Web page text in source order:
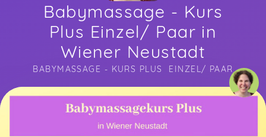
Babymassage - Kurs
Plus Einzel/ Paar in
Wiener Neustadt
BABYMASSAGE - KURS PLUS  EINZEL/ PAAR
Soon you will learn more about me here...